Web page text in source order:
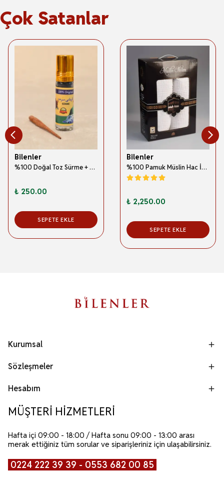
Çok Satanlar
Bilenler
%100 Doğal Toz Sürme + Ahşap Sürme Çubuğu | Geleneksel ve Orijinal Göz Sürmesi
₺ 250.00
SEPETE EKLE
Bilenler
%100 Pamuk Müslin Hac İhramı – Hafif; Dikişsiz ve Antibakteriyel
₺ 2,250.00
SEPETE EKLE
Kurumsal
Sözleşmeler
Hesabım
MÜŞTERİ HİZMETLERİ
Hafta içi 09:00 - 18:00 / Hafta sonu 09:00 - 13:00 arası
merak ettiğiniz tüm sorular ve siparişleriniz için ulaşabilirsiniz.
0224 222 39 39 - 0553 682 00 85